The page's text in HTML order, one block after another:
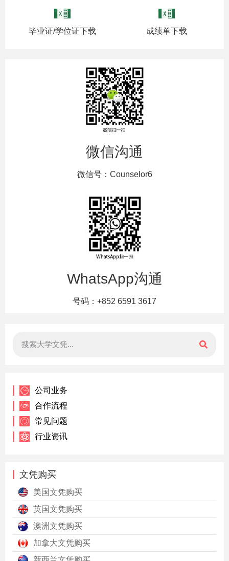
毕业证/学位证下载 成绩单下载
微信沟通
微信号：Counselor6
WhatsApp沟通
号码：+852 6591 3617
公司业务
合作流程
常见问题
行业资讯
文凭购买
美国文凭购买
英国文凭购买
澳洲文凭购买
加拿大文凭购买